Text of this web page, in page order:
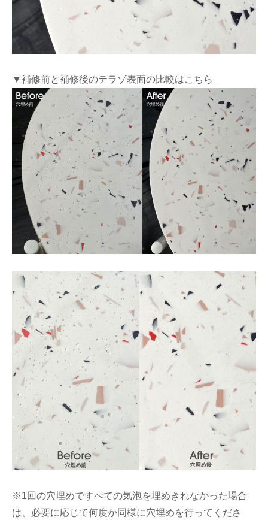
▼補修前と補修後のテラゾ表面の比較はこちら
※1回の穴埋めですべての気泡を埋めきれなかった場合
は、必要に応じて何度か同様に穴埋めを行ってくださ